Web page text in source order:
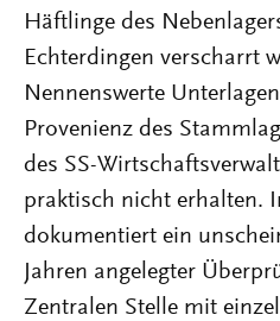
Häftlinge des
Echterdingen verscharrt
Nennenswerte
Provenienz des
des SS-
praktisch nicht erhalten.
dokumentiert ein
Jahren angelegter
Zentralen Stelle mit